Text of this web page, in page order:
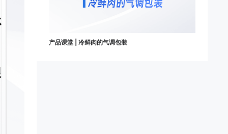
产品课堂 | 冷鲜肉的气调包装